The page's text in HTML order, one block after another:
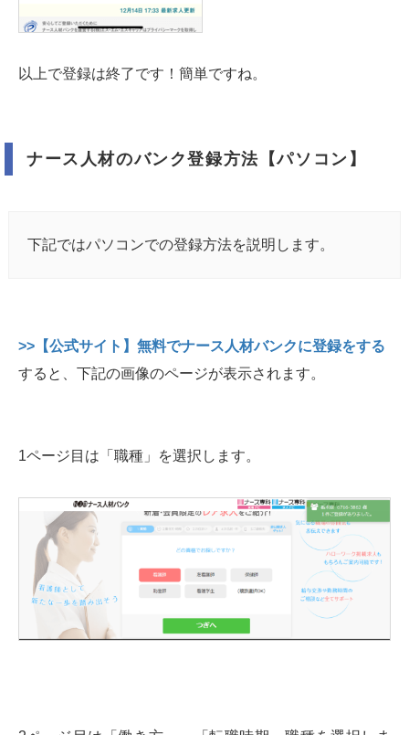
以上で登録は終了です！簡単ですね。
ナース人材のバンク登録方法【パソコン】
下記ではパソコンでの登録方法を説明します。
>>【公式サイト】無料でナース人材バンクに登録をする
すると、下記の画像のページが表示されます。
1ページ目は「職種」を選択します。